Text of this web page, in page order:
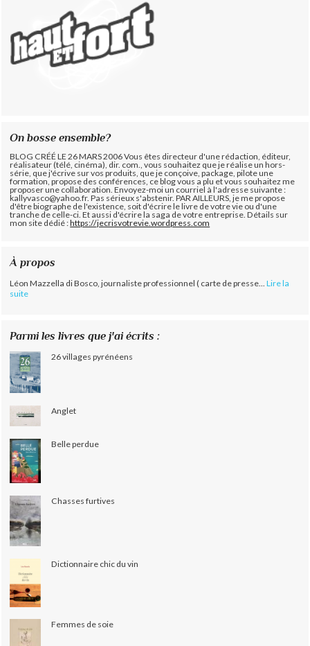
On bosse ensemble?
BLOG CRÉÉ LE 26 MARS 2006 Vous êtes directeur d'une rédaction, éditeur,
réalisateur (télé, cinéma), dir. com., vous souhaitez que je réalise un hors-
série, que j'écrive sur vos produits, que je conçoive, package, pilote une
formation, propose des conférences, ce blog vous a plu et vous souhaitez me
proposer une collaboration. Envoyez-moi un courriel à l'adresse suivante :
kallyvasco@yahoo.fr. Pas sérieux s'abstenir. PAR AILLEURS, je me propose
d'être biographe de l'existence, soit d'écrire le livre de votre vie ou d'une
tranche de celle-ci. Et aussi d'écrire la saga de votre entreprise. Détails sur
mon site dédié :https://jecrisvotrevie.wordpress.com
À propos
Léon Mazzella di Bosco, journaliste professionnel ( carte de presse... Lire la
suite
Parmi les livres que j'ai écrits :
26 villages pyrénéens
Anglet
Belle perdue
Chasses furtives
Dictionnaire chic du vin
Femmes de soie